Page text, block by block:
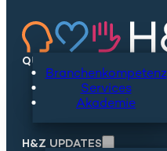
QUICKLINKS
Branchenkompetenz
Services
Akademie
H&Z UPDATES